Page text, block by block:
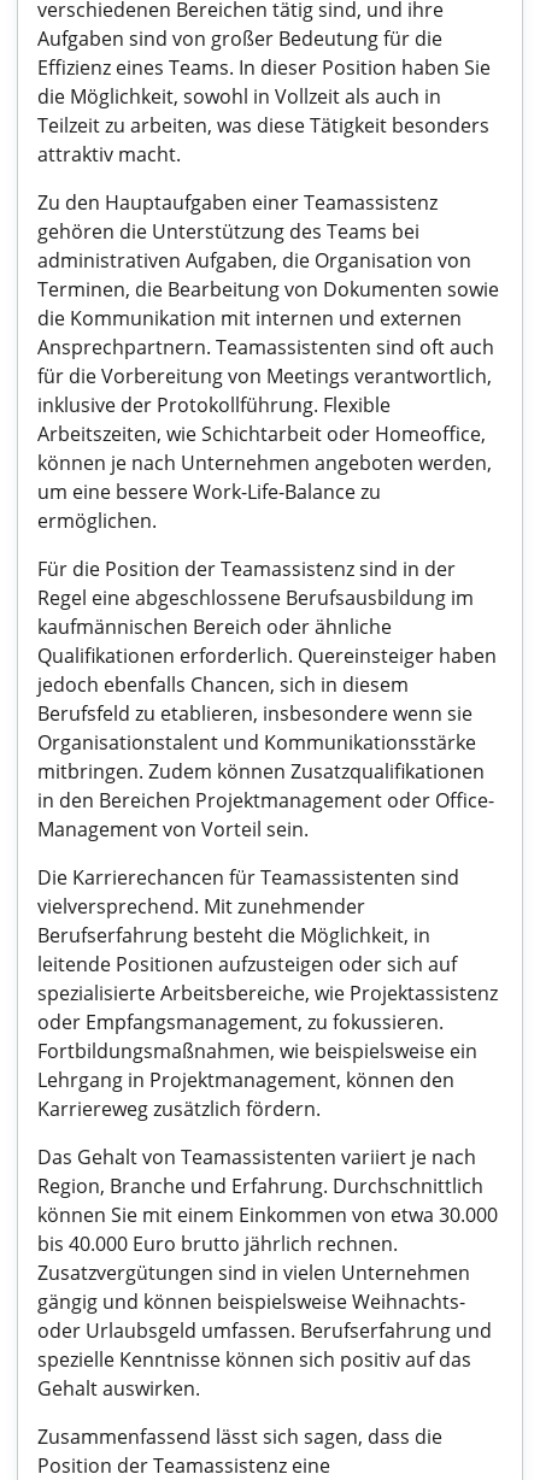
verschiedenen Bereichen tätig sind, und ihre
Aufgaben sind von großer Bedeutung für die
Effizienz eines Teams. In dieser Position haben Sie
die Möglichkeit, sowohl in Vollzeit als auch in
Teilzeit zu arbeiten, was diese Tätigkeit besonders
attraktiv macht.
Zu den Hauptaufgaben einer Teamassistenz
gehören die Unterstützung des Teams bei
administrativen Aufgaben, die Organisation von
Terminen, die Bearbeitung von Dokumenten sowie
die Kommunikation mit internen und externen
Ansprechpartnern. Teamassistenten sind oft auch
für die Vorbereitung von Meetings verantwortlich,
inklusive der Protokollführung. Flexible
Arbeitszeiten, wie Schichtarbeit oder Homeoffice,
können je nach Unternehmen angeboten werden,
um eine bessere Work-Life-Balance zu
ermöglichen.
Für die Position der Teamassistenz sind in der
Regel eine abgeschlossene Berufsausbildung im
kaufmännischen Bereich oder ähnliche
Qualifikationen erforderlich. Quereinsteiger haben
jedoch ebenfalls Chancen, sich in diesem
Berufsfeld zu etablieren, insbesondere wenn sie
Organisationstalent und Kommunikationsstärke
mitbringen. Zudem können Zusatzqualifikationen
in den Bereichen Projektmanagement oder Office-
Management von Vorteil sein.
Die Karrierechancen für Teamassistenten sind
vielversprechend. Mit zunehmender
Berufserfahrung besteht die Möglichkeit, in
leitende Positionen aufzusteigen oder sich auf
spezialisierte Arbeitsbereiche, wie Projektassistenz
oder Empfangsmanagement, zu fokussieren.
Fortbildungsmaßnahmen, wie beispielsweise ein
Lehrgang in Projektmanagement, können den
Karriereweg zusätzlich fördern.
Das Gehalt von Teamassistenten variiert je nach
Region, Branche und Erfahrung. Durchschnittlich
können Sie mit einem Einkommen von etwa 30.000
bis 40.000 Euro brutto jährlich rechnen.
Zusatzvergütungen sind in vielen Unternehmen
gängig und können beispielsweise Weihnachts-
oder Urlaubsgeld umfassen. Berufserfahrung und
spezielle Kenntnisse können sich positiv auf das
Gehalt auswirken.
Zusammenfassend lässt sich sagen, dass die
Position der Teamassistenz eine